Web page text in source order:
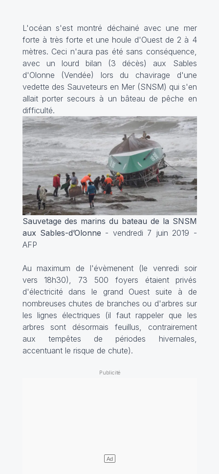
L'océan s'est montré déchainé avec une mer
forte à très forte et une houle d'Ouest de 2 à 4
mètres. Ceci n'aura pas été sans conséquence,
avec un lourd bilan (3 décès) aux Sables
d'Olonne (Vendée) lors du chavirage d'une
vedette des Sauveteurs en Mer (SNSM) qui s'en
allait porter secours à un bâteau de pêche en
difficulté.
Sauvetage des marins du bateau de la SNSM
aux Sables-d’Olonne - vendredi 7 juin 2019 -
AFP
Au maximum de l'évèmenent (le venredi soir
vers 18h30), 73 500 foyers étaient privés
d'électricité dans le grand Ouest suite à de
nombreuses chutes de branches ou d'arbres sur
les lignes électriques (il faut rappeler que les
arbres sont désormais feuillus, contrairement
aux tempêtes de périodes hivernales,
accentuant le risque de chute).